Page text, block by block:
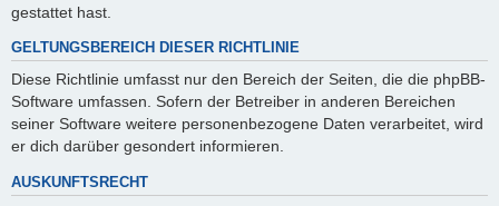
gestattet hast.
GELTUNGSBEREICH DIESER RICHTLINIE
Diese Richtlinie umfasst nur den Bereich der Seiten, die die phpBB-
Software umfassen. Sofern der Betreiber in anderen Bereichen
seiner Software weitere personenbezogene Daten verarbeitet, wird
er dich darüber gesondert informieren.
AUSKUNFTSRECHT